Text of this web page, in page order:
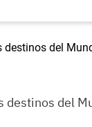
destinos del